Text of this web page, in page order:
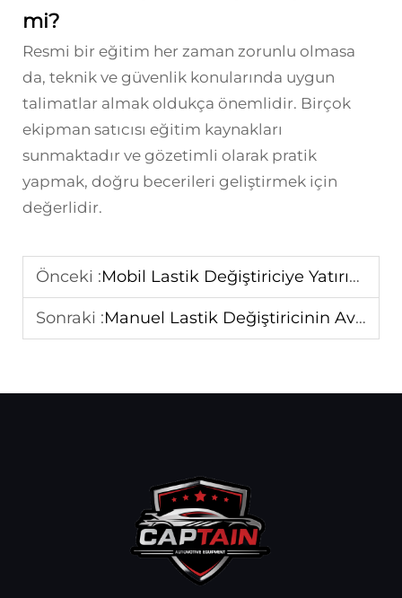
mi?
Resmi bir eğitim her zaman zorunlu olmasa
da, teknik ve güvenlik konularında uygun
talimatlar almak oldukça önemlidir. Birçok
ekipman satıcısı eğitim kaynakları
sunmaktadır ve gözetimli olarak pratik
yapmak, doğru becerileri geliştirmek için
değerlidir.
Önceki :Mobil Lastik Değiştiriciye Yatırımın Faydaları
Sonraki :Manuel Lastik Değiştiricinin Avantajları